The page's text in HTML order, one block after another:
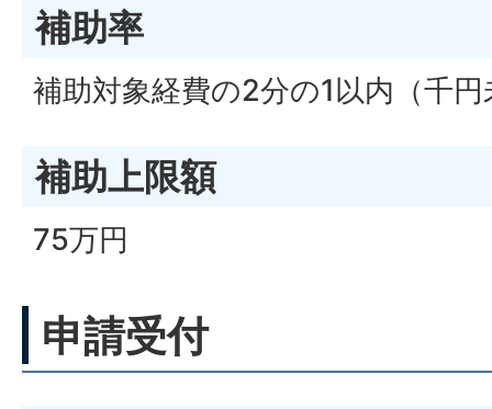
補助率
補助対象経費の2分の1以内（千
補助上限額
75万円
申請受付